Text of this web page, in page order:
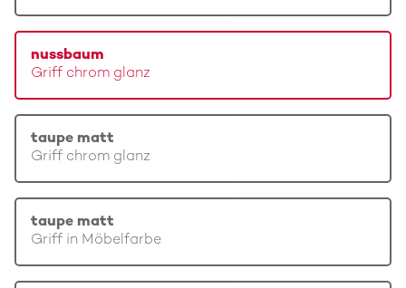
nussbaum
Griff chrom glanz
taupe matt
Griff chrom glanz
taupe matt
Griff in Möbelfarbe